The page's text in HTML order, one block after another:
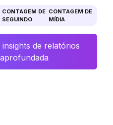
CONTAGEM DE
SEGUINDO
CONTAGEM DE
MÍDIA
de relatórios